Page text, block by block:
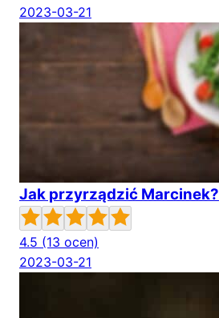
2023-03-21
Jak przyrządzić Marcinek?
4.5 (13 ocen)
2023-03-21